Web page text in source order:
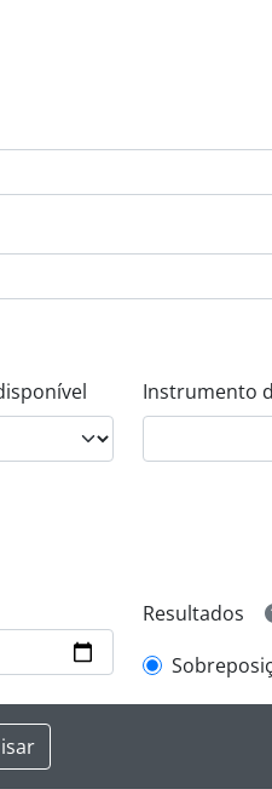
Instrumento
Resultados